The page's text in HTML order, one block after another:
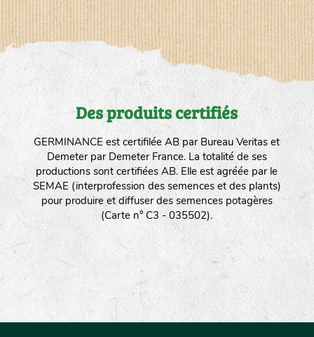
Des produits certifiés
GERMINANCE est certifilée AB par Bureau Veritas et
Demeter par Demeter France. La totalité de ses
productions sont certifiées AB. Elle est agréée par le
SEMAE (interprofession des semences et des plants)
pour produire et diffuser des semences potagères
(Carte n° C3 - 035502).